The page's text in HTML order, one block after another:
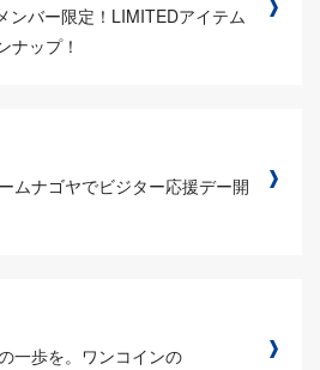
ンバー限定！LIMITEDアイテム
ナップ！
ムナゴヤでビジター応援デー開
一歩を。ワンコインの